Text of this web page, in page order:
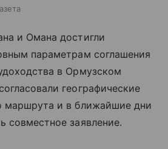
и Омана достигли
параметрам соглашения
в Ормузском
географические
маршрута и в ближайшие дни
совместное заявление.